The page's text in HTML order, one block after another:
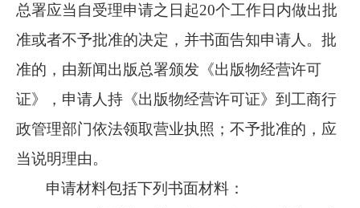
总署应当自受理申请之日起20个工作日内做出批
准或者不予批准的决定，并书面告知申请人。批
准的，由新闻出版总署颁发《出版物经营许可
证》，申请人持《出版物经营许可证》到工商行
政管理部门依法领取营业执照；不予批准的，应
当说明理由。
申请材料包括下列书面材料：